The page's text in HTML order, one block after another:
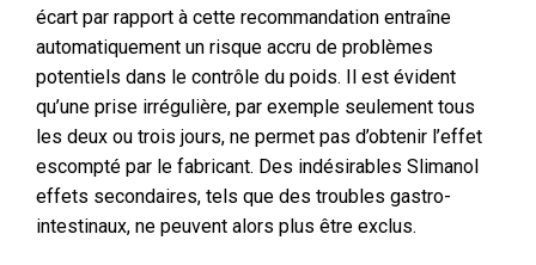
écart par rapport à cette recommandation entraîne
automatiquement un risque accru de problèmes
potentiels dans le contrôle du poids. Il est évident
qu’une prise irrégulière, par exemple seulement tous
les deux ou trois jours, ne permet pas d’obtenir l’effet
escompté par le fabricant. Des indésirables Slimanol
effets secondaires, tels que des troubles gastro-
intestinaux, ne peuvent alors plus être exclus.